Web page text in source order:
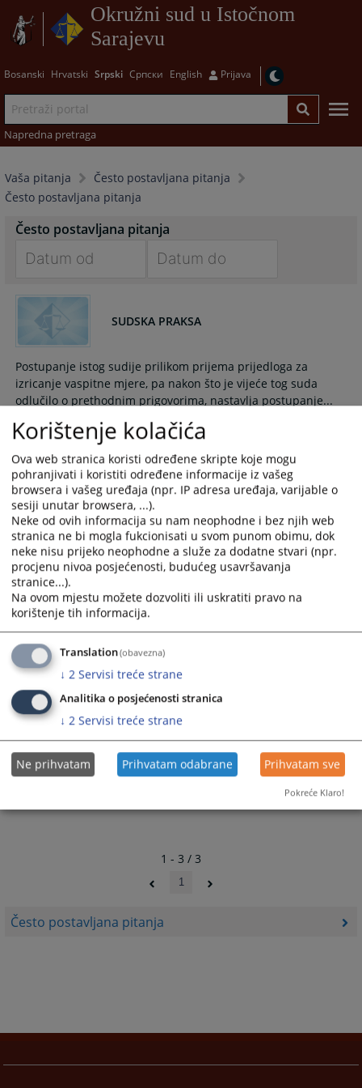
Okružni sud u Istočnom
Sarajevu
Bosanski Hrvatski Srpski Српски English Prijava
Napredna pretraga
Vaša pitanja
Često postavljana pitanja
Često postavljana pitanja
Često postavljana pitanja
Često postavljana pitanja
forward
interact
the
calendar
and
select
date.
Press
the
question
mark
key
to
get
the
keyboard
shortcuts
for
changing
dates.
to
the
calendar
and
select
date.
Press
the
question
mark
key
to
get
the
for
changing
dates.
SUDSKA PRAKSA
Postupanje istog sudije prilikom prijema prijedloga za
izricanje vaspitne mjere, pa nakon što je vijeće tog suda
odlučilo o prethodnim prigovorima, nastavlja postupanje...
23.04.2012.
Kako mogu dobiti informaciju o
predmetu?
Na Informacijama koje se nalaze na ulazu u zgradu Suda
nalazi se službenik koji ima pristup CMS aplikaciji. Kroz tu
aplikaciju se vode svi postupci u Sudu...
30.06.2009.
Kako mogu doći do sudije u postupku?
Do sudije koji sudi u Vašem postupku nije dozvoljeno dolaziti
bez poziva ili suprotne stranke u postupku...
1 - 3 / 3
1
Korištenje kolačića
Ova web stranica koristi određene skripte koje mogu
pohranjivati i koristiti određene informacije iz vašeg
browsera i vašeg uređaja (npr. IP adresa uređaja, varijable o
sesiji unutar browsera, ...).
Neke od ovih informacija su nam neophodne i bez njih web
stranica ne bi mogla fukcionisati u svom punom obimu, dok
neke nisu prijeko neophodne a služe za dodatne stvari (npr.
procjenu nivoa posjećenosti, budućeg usavršavanja
stranice...).
Na ovom mjestu možete dozvoliti ili uskratiti pravo na
korištenje tih informacija.
Translation(obavezna)
↓ 2 Servisi treće strane
Analitika o posjećenosti stranica
↓ 2 Servisi treće strane
Ne prihvatam Prihvatam odabrane Prihvatam sve
Pokreće Klaro!